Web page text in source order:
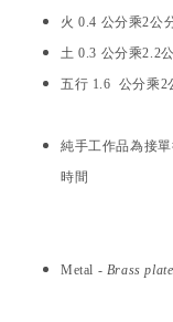
火 0.4 公分乘2公
土 0.3 公分乘2.2
五行 1.6 公分乘2
純手工作品為接
時間
Metal - Brass